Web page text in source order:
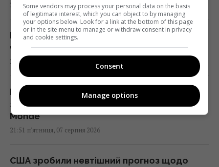
22:12 п'ятниця, 07 серпня 2026
Росія збирається остаточно анексувати
частину Грузії, - країни НАТО
22:01 п'ятниця, 07 серпня 2026
Під час візитів Путіна до регіонів на АЗС
з’являється багато дешевого бензину, – Le
Monde
21:51 п'ятниця, 07 серпня 2026
США зробили невтішний прогноз щодо
Some vendors may process your personal data on the basis
of legitimate interest, which you can object to by managing
your options below. Look for a link at the bottom of this page
or in the site menu to manage or withdraw consent in privacy
and cookie settings.
Consent
Manage options